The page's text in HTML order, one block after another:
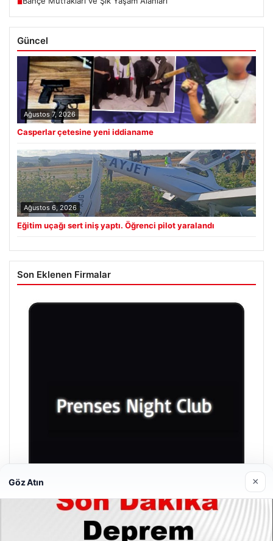
■
Güncel
Ağustos 7, 2026
Casperlar çetesine yeni iddianame
Ağustos 6, 2026
Eğitim uçağı sert iniş yaptı. Öğrenci pilot yaralandı
Son Eklenen Firmalar
Göz Atın ×